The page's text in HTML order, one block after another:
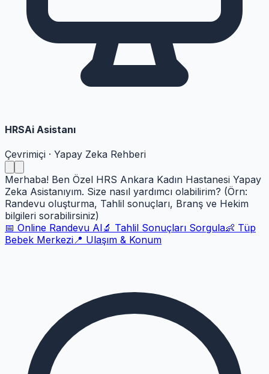
HRSAi Asistanı
Çevrimiçi · Yapay Zeka Rehberi
Merhaba! Ben Özel HRS Ankara Kadın Hastanesi Yapay
Zeka Asistanıyım. Size nasıl yardımcı olabilirim? (Örn:
Randevu oluşturma, Tahlil sonuçları, Branş ve Hekim
bilgileri sorabilirsiniz)
📅 Online Randevu Al🔬 Tahlil Sonuçları Sorgula👶 Tüp
Bebek Merkezi📍 Ulaşım & Konum